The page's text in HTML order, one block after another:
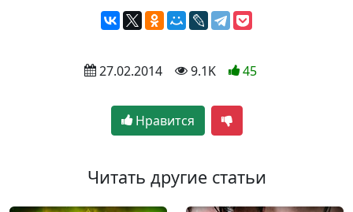
27.02.2014 9.1K 45
Нравится
Читать другие статьи